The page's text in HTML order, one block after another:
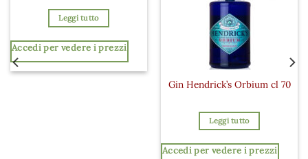
Leggi tutto
Accedi per vedere i prezzi
Gin Hendrick’s Orbium cl 70
Leggi tutto
Accedi per vedere i prezzi